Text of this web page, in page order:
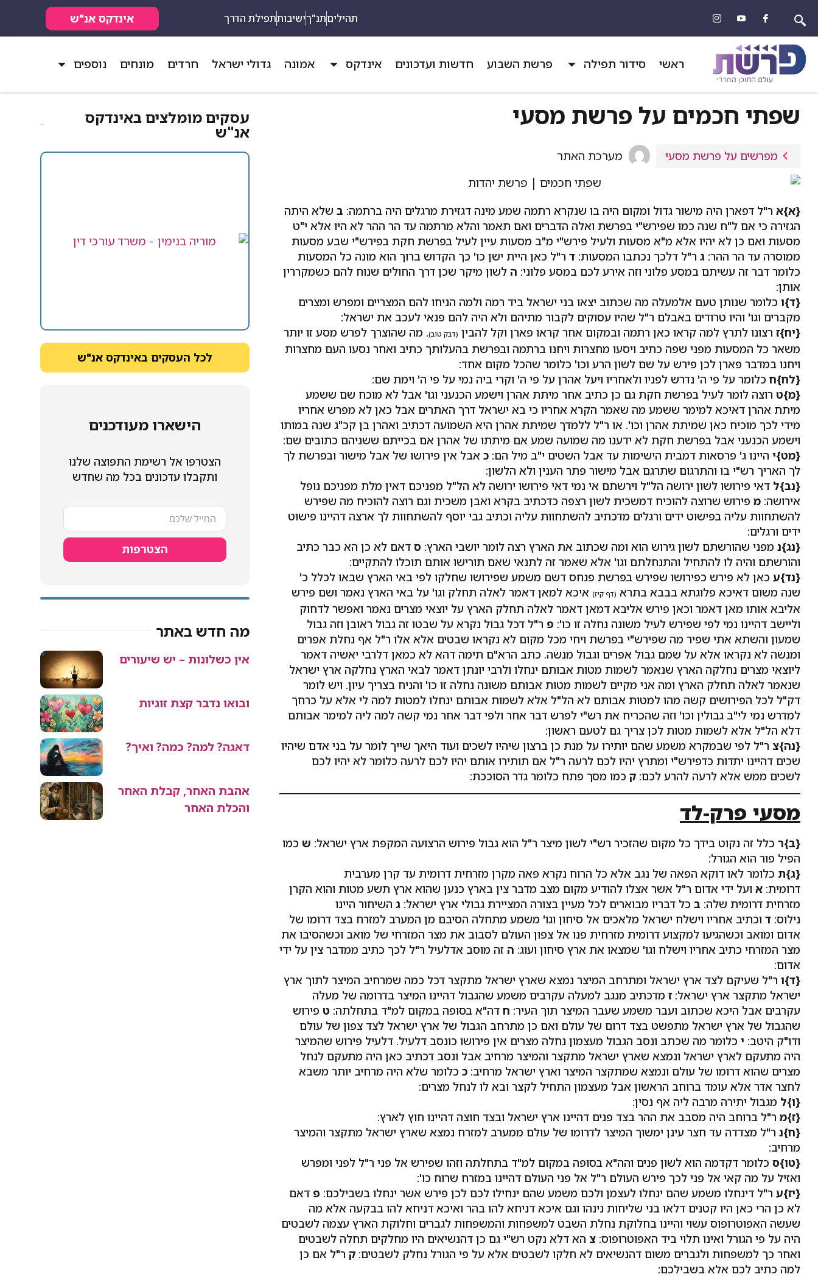
תהיליםתנ"ךישיבותתפילת הדרך אינדקס אנ"ש
ראשי סידור תפילה פרשת השבוע חדשות ועדכונים אינדקס אמונה גדולי ישראל חרדים מונחים נוספים
שפתי חכמים על פרשת מסעי
מפרשים על פרשת מסעי מערכת האתר
{א}א ר"ל דפארן היה מישור גדול ומקום היה בו שנקרא רתמה שמע מינה דגזירת מרגלים היה ברתמה: ב שלא היתה
הגזירה כי אם ל"ח שנה כמו שפירש"י בפרשת ואלה הדברים ואם תאמר והלא מרתמה עד הר ההר לא היו אלא י"ט
מסעות ואם כן לא יהיו אלא מ"א מסעות ולעיל פירש"י מ"ב מסעות עיין לעיל בפרשת חקת בפירש"י שבע מסעות
ממוסרה עד הר ההר: ג ר"ל דלכך נכתבו המסעות: ד ר"ל כאן היית ישן כו' כך הקדוש ברוך הוא מונה כל המסעות
כלומר דבר זה עשיתם במסע פלוני וזה אירע לכם במסע פלוני: ה לשון מיקר שכן דרך החולים שנוח להם כשמקררין
אותן:
{ד}ו כלומר שנותן טעם אלמעלה מה שכתוב יצאו בני ישראל ביד רמה ולמה הניחו להם המצריים ומפרש ומצרים
מקברים וגו' והיו טרודים באבלם ר"ל שהיו עסוקים לקבור מתיהם ולא היה להם פנאי לעכב את ישראל:
{יח}ז רצונו לתרץ למה קראו כאן רתמה ובמקום אחר קראו פארן וקל להבין (דבק טוב). מה שהוצרך לפרש מסע זו יותר
משאר כל המסעות מפני שפה כתיב ויסעו מחצרות ויחנו ברתמה ובפרשת בהעלותך כתיב ואחר נסעו העם מחצרות
ויחנו במדבר פארן לכן פירש על שם לשון הרע וכו' כלומר שהכל מקום אחד:
{לח}ח כלומר על פי ה' נדרש לפניו ולאחריו ויעל אהרן על פי ה' וקרי ביה נמי על פי ה' וימת שם:
{מ}ט רוצה לומר לעיל בפרשת חקת גם כן כתיב אחר מיתת אהרן וישמע הכנעני וגו' אבל לא מוכח שם ששמע
מיתת אהרן דאיכא למימר ששמע מה שאמר הקרא אחריו כי בא ישראל דרך האתרים אבל כאן לא מפרש אחריו
מידי לכך מוכיח כאן שמיתת אהרן וכו'. או ר"ל ללמדך שמיתת אהרן היא השמועה דכתיב ואהרן בן קכ"ג שנה במותו
וישמע הכנעני אבל בפרשת חקת לא ידענו מה שמועה שמע אם מיתתו של אהרן אם בכייתם ששניהם כתובים שם:
{מט}י היינו ג' פרסאות דמבית הישימות עד אבל השטים י"ב מיל הם: כ אבל אין פירושו של אבל מישור ובפרשת לך
לך האריך רש"י בו והתרגום שתרגם אבל מישור פתר הענין ולא הלשון:
{נב}ל דאי פירושו לשון ירושה הל"ל וירשתם אי נמי דאי פירושו ירושה לא הל"ל מפניכם דאין מלת מפניכם נופל
אירושה: מ פירוש שרוצה להוכיח דמשכית לשון רצפה כדכתיב בקרא ואבן משכית וגם רוצה להוכיח מה שפירש
להשתחוות עליה בפישוט ידים ורגלים מדכתיב להשתחוות עליה וכתיב גבי יוסף להשתחוות לך ארצה דהיינו פישוט
ידים ורגלים:
{נג}נ מפני שהורשתם לשון גירוש הוא ומה שכתוב את הארץ רצה לומר יושבי הארץ: ס דאם לא כן הא כבר כתיב
והורשתם והיה לו להתחיל והתנחלתם וגו' אלא שאמר זה לתנאי שאם תורישו אותם תוכלו להתקיים:
{נד}ע כאן לא פירש כפירושו שפירש בפרשת פנחס דשם משמע שפירושו שחלקו לפי באי הארץ שבאו לכלל כ'
שנה משום דאיכא פלוגתא בבבא בתרא (דף קיז) איכא למאן דאמר לאלה תחלק וגו' על באי הארץ נאמר ושם פירש
אליבא אותו מאן דאמר וכאן פירש אליבא דמאן דאמר לאלה תחלק הארץ על יוצאי מצרים נאמר ואפשר לדחוק
וליישב דהיינו נמי לפי שפירש לעיל משונה נחלה זו כו': פ ר"ל דכל גבול נקרא על שבטו זה גבול ראובן וזה גבול
שמעון והשתא אתי שפיר מה שפירש"י בפרשת ויחי מכל מקום לא נקראו שבטים אלא אלו ר"ל אף נחלת אפרים
ומנשה לא נקראו אלא על שמם גבול אפרים וגבול מנשה. כתב הרא"ם תימה דהא לא כמאן דלרבי יאשיה דאמר
ליוצאי מצרים נחלקה הארץ שנאמר לשמות מטות אבותם ינחלו ולרבי יונתן דאמר לבאי הארץ נחלקה ארץ ישראל
שנאמר לאלה תחלק הארץ ומה אני מקיים לשמות מטות אבותם משונה נחלה זו כו' והניח בצריך עיון. ויש לומר
דק"ל לכל הפירושים קשה מהו למטות אבותם לא הל"ל אלא לשמות אבותם ינחלו למטות למה לי אלא על כרחך
למדרש נמי לי"ב גבולין וכו' וזה שהכריח את רש"י לפרש דבר אחר ולפי דבר אחר נמי קשה למה ליה למימר אבותם
דלא הל"ל אלא לשמות מטות לכן צריך גם לטעם ראשון:
{נה}צ ר"ל לפי שבמקרא משמע שהם יותירו על מנת כן ברצון שיהיו לשכים ועוד היאך שייך לומר על בני אדם שיהיו
שכים דהיינו יתדות כדפירש"י ומתרץ יהיו לכם לרעה ר"ל אם תותירו אותם יהיו לכם לרעה כלומר לא יהיו לכם
לשכים ממש אלא לרעה להרע לכם: ק כמו מסך פתח כלומר גדר הסוככת:
מסעי פרק-לד
{ב}ר כלל זה נקוט בידך כל מקום שהזכיר רש"י לשון מיצר ר"ל הוא גבול פירוש הרצועה המקפת ארץ ישראל: ש כמו
הפיל פור הוא הגורל:
{ג}ת כלומר לאו דוקא הפאה של נגב אלא כל הרוח נקרא פאה מקרן מזרחית דרומית עד קרן מערבית
דרומית: א ועל ידי אדום ר"ל אשר אצלו להודיע מקום מצב מדבר צין בארץ כנען שהוא ארץ תשע מטות והוא הקרן
מזרחית דרומית שלה: ב כל דבריו מבוארים לכל מעיין בצורה המציירת גבולי ארץ ישראל: ג השיחור היינו
נילוס: ד וכתיב אחריו וישלח ישראל מלאכים אל סיחון וגו' משמע מתחלה הסיבם מן המערב למזרח בצד דרומו של
אדום ומואב וכשהגיעו למקצוע דרומית מזרחית פנו אל צפון העולם לסבוב את מצר המזרחי של מואב וכשהסיבו את
מצר המזרחי כתיב אחריו וישלח וגו' שמצאו את ארץ סיחון ועוג: ה זה מוסב אדלעיל ר"ל לכך כתיב ממדבר צין על ידי
אדום:
{ד}ו ר"ל שעיקם לצד ארץ ישראל ומתרחב המיצר נמצא שארץ ישראל מתקצר דכל כמה שמרחיב המיצר לתוך ארץ
ישראל מתקצר ארץ ישראל: ז מדכתיב מנגב למעלה עקרבים משמע שהגבול דהיינו המיצר בדרומה של מעלה
עקרבים אבל היכא שכתוב ועבר משמע שעבר המיצר תוך העיר: ח דה"א בסופה במקום למ"ד בתחלתה: ט פירוש
שהגבול של ארץ ישראל מתפשט בצד דרום של עולם ואם כן מתרחב הגבול של ארץ ישראל לצד צפון של עולם
ודו"ק היטב: י כלומר מה שכתב ונסב הגבול מעצמון נחלה מצרים אין פירושו כונסב דלעיל. דלעיל פירוש שהמיצר
היה מתעקם לארץ ישראל ונמצא שארץ ישראל מתקצר והמיצר מרחיב אבל ונסב דכתיב כאן היה מתעקם לנחל
מצרים שהוא דרומו של עולם ונמצא שמתקצר המיצר וארץ ישראל מרחיב: כ כלומר שלא היה מרחיב יותר משבא
לחצר אדר אלא עומד ברוחב הראשון אבל מעצמון התחיל לקצר ובא לו לנחל מצרים:
{ו}ל מגבול יתירה מרבה ליה אף נסין:
{ז}מ ר"ל ברוחב היה מסבב את ההר בצד פנים דהיינו ארץ ישראל ובצד חוצה דהיינו חוץ לארץ:
{ח}נ ר"ל מצדדה עד חצר עינן ימשוך המיצר לדרומו של עולם ממערב למזרח נמצא שארץ ישראל מתקצר והמיצר
מרחיב:
{טו}ס כלומר דקדמה הוא לשון פנים והה"א בסופה במקום למ"ד בתחלתה וזהו שפירש אל פני ר"ל לפני ומפרש
ואזיל על מה קאי אל פני לכך פירש העולם ר"ל אל פני העולם דהיינו במזרח שרוח כו':
{יז}ע ר"ל דינחלו משמע שהם ינחלו לעצמן ולכם משמע שהם ינחילו לכם לכן פירש אשר ינחלו בשבילכם: פ דאם
לא כן הרי כאן היו קטנים דלאו בני שליחות נינהו וגם איכא דניחא להו בהר ואיכא דניחא להו בבקעה אלא מה
שעשה האפוטרופוס עשוי והיינו בחלוקת נחלת השבט למשפחות והמשפחות לגברים וחלוקת הארץ עצמה לשבטים
היה על פי הגורל ואינו תלוי ביד האפוטרופוס: צ הא דלא נקט רש"י גם כן דהנשיאים היו מחלקים תחלה לשבטים
ואחר כך למשפחות ולגברים משום דהנשיאים לא חלקו לשבטים אלא על פי הגורל נחלק לשבטים: ק ר"ל אם כן
למה כתיב לכם אלא בשבילכם:
עסקים מומלצים באינדקס
אנ"ש​
לכל העסקים באינדקס אנ"ש
הישארו מעודכנים
הצטרפו אל רשימת התפוצה שלנו
ותקבלו עדכונים בכל מה שחדש
הצטרפות
מה חדש באתר
אין כשלונות – יש שיעורים
ובואו נדבר קצת זוגיות
דאגה? למה? כמה? ואיך?
אהבת האחר, קבלת האחר
והכלת האחר